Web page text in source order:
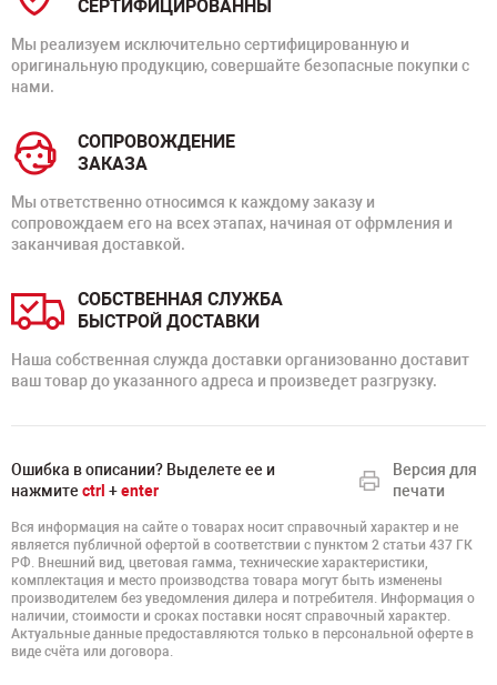
СЕРТИФИЦИРОВАННЫ
Мы реализуем исключительно сертифицированную и
оригинальную продукцию, совершайте безопасные покупки с
нами.
СОПРОВОЖДЕНИЕ
ЗАКАЗА
Мы ответственно относимся к каждому заказу и
сопровождаем его на всех этапах, начиная от офрмления и
заканчивая доставкой.
СОБСТВЕННАЯ СЛУЖБА
БЫСТРОЙ ДОСТАВКИ
Наша собственная служда доставки организованно доставит
ваш товар до указанного адреса и произведет разгрузку.
Ошибка в описании? Выделете ее и
нажмите ctrl +enter
Версия для
печати
Вся информация на сайте о товарах носит справочный характер и не
является публичной офертой в соответствии с пунктом 2 статьи 437 ГК
РФ. Внешний вид, цветовая гамма, технические характеристики,
комплектация и место производства товара могут быть изменены
производителем без уведомления дилера и потребителя. Информация о
наличии, стоимости и сроках поставки носят справочный характер.
Актуальные данные предоставляются только в персональной оферте в
виде счёта или договора.